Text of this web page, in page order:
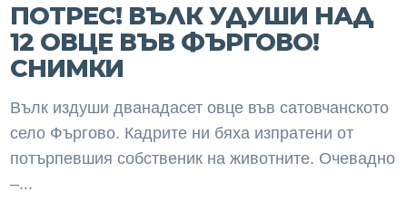
ПОТРЕС! ВЪЛК УДУШИ НАД
12 ОВЦЕ ВЪВ ФЪРГОВО!
СНИМКИ
Вълк издуши дванадасет овце във сатовчанското
село Фъргово. Кадрите ни бяха изпратени от
потърпевшия собственик на животните. Очевадно
–...